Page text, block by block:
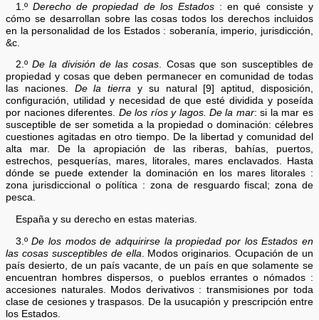
1.º Derecho de propiedad de los Estados: en qué consiste y
cómo se desarrollan sobre las cosas todos los derechos incluidos
en la personalidad de los Estados : soberanía, imperio, jurisdicción,
&c.
2.ºDe la división de las cosas. Cosas que son susceptibles de
propiedad y cosas que deben permanecer en comunidad de todas
las naciones. De la tierra y su natural [9] aptitud, disposición,
configuración, utilidad y necesidad de que esté dividida y poseída
por naciones diferentes. De los ríos y lagos. De la mar: si la mar es
susceptible de ser sometida a la propiedad o dominación: célebres
cuestiones agitadas en otro tiempo. De la libertad y comunidad del
alta mar. De la apropiación de las riberas, bahías, puertos,
estrechos, pesquerías, mares, litorales, mares enclavados. Hasta
dónde se puede extender la dominación en los mares litorales :
zona jurisdiccional o política : zona de resguardo fiscal; zona de
pesca.
España y su derecho en estas materias.
3.ºDe los modos de adquirirse la propiedad por los Estados en
las cosas susceptibles de ella . Modos originarios. Ocupación de un
país desierto, de un país vacante, de un país en que solamente se
encuentran hombres dispersos, o pueblos errantes o nómados :
accesiones naturales. Modos derivativos : transmisiones por toda
clase de cesiones y traspasos. De la usucapión y prescripción entre
los Estados.